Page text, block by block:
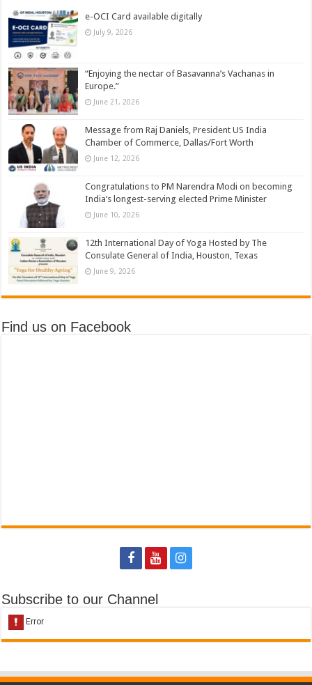
e-OCI Card available digitally
July 9, 2026
“Enjoying the nectar of Basavanna’s Vachanas in
Europe.”
June 21, 2026
Message from Raj Daniels, President US India
Chamber of Commerce, Dallas/Fort Worth
June 12, 2026
Congratulations to PM Narendra Modi on becoming
India’s longest-serving elected Prime Minister
June 10, 2026
12th International Day of Yoga Hosted by The
Consulate General of India, Houston, Texas
June 9, 2026
Find us on Facebook
Subscribe to our Channel